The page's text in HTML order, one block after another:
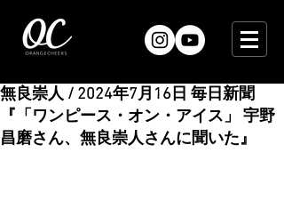
無良崇人 / 2024年7月16日 毎日新聞
『「ワンピース・オン・アイス」 宇野
昌磨さん、無良崇人さんに聞いた』